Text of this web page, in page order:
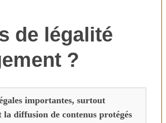
de légalité
?
importantes, surtout
diffusion de contenus protégés